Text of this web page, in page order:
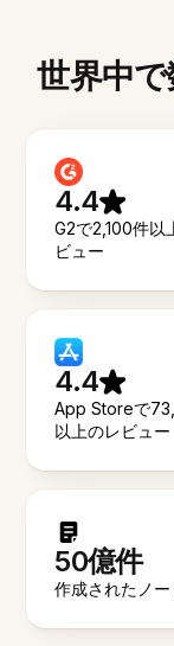
世界中
4.4
G2で2,100件以
ビュー
4.4
App Storeで
以上のレビュー
50億件
作成されたノー